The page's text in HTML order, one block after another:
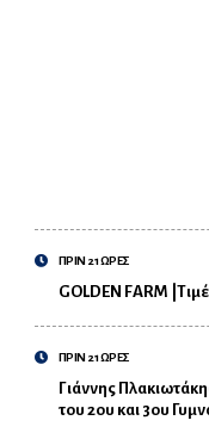
ΠΡΙΝ 21 ΩΡΕΣ
GOLDEN FARM
ΠΡΙΝ 21 ΩΡΕΣ
Γιάννης
του 2ου και 3ου